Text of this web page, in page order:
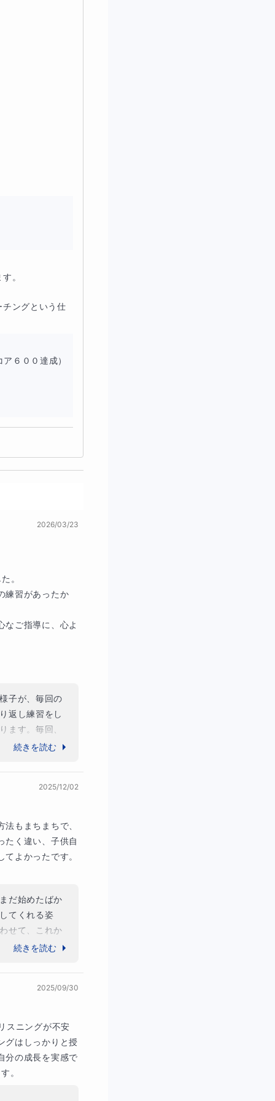
。
ングという仕
６００達成）
2026/03/23
。
練習があったか
なご指導に、心よ
子が、毎回の
返し練習をし
ます。毎回、
。４月から新
続きを読む
2025/12/02
もまちまちで、
たく違い、子供自
よかったです。
だ始めたばか
てくれる姿
せて、これか
なお時間をい
す！
続きを読む
2025/09/30
スニングが不安
グはしっかりと授
分の成長を実感で
。